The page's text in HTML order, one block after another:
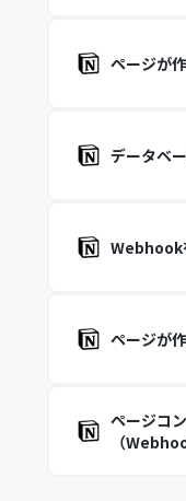
ページが
データベ
Webhook
ページが
ページコ
（